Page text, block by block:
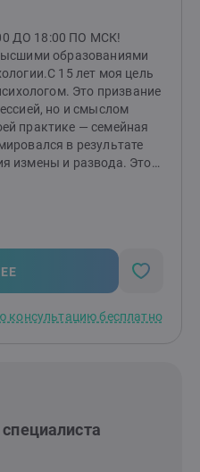
ДО 18:00 ПО МСК!
образованиями
15 лет моя цель
Это призвание
но и смыслом
практике — семейная
в результате
измены и развода. Этот
в «формулу»
людям справляться
расстройством
в жизни и повышенной
Я понимаю, как
Также я работаю с
эмоциями и
как на накопленные
со
с партнером или
консультацию бесплатно